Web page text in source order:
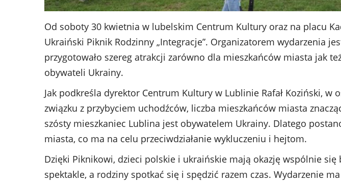
Od soboty 30 kwietnia w lubelskim Centrum Kultury oraz na placu
Ukraiński Piknik Rodzinny „Integracje”. Organizatorem wydarzenia
przygotowało szereg atrakcji zarówno dla mieszkańców miasta jak
obywateli Ukrainy.
Jak podkreśla dyrektor Centrum Kultury w Lublinie Rafał Koziński, w
związku z przybyciem uchodźców, liczba mieszkańców miasta
szósty mieszkaniec Lublina jest obywatelem Ukrainy. Dlatego
miasta, co ma na celu przeciwdziałanie wykluczeniu i hejtom.
Dzięki Piknikowi, dzieci polskie i ukraińskie mają okazję wspólnie się
spektakle, a rodziny spotkać się i spędzić razem czas. Wydarzenie